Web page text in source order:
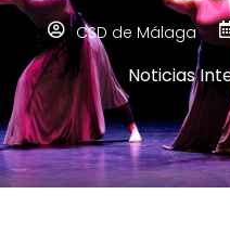
CSD de Málaga
Noticias